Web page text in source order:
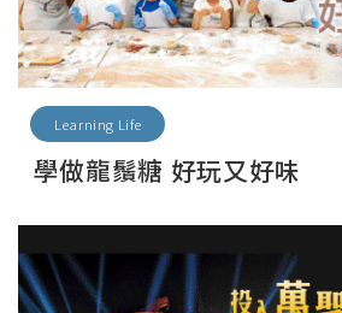
Learning Life
學做龍鬚糖 好玩又好味